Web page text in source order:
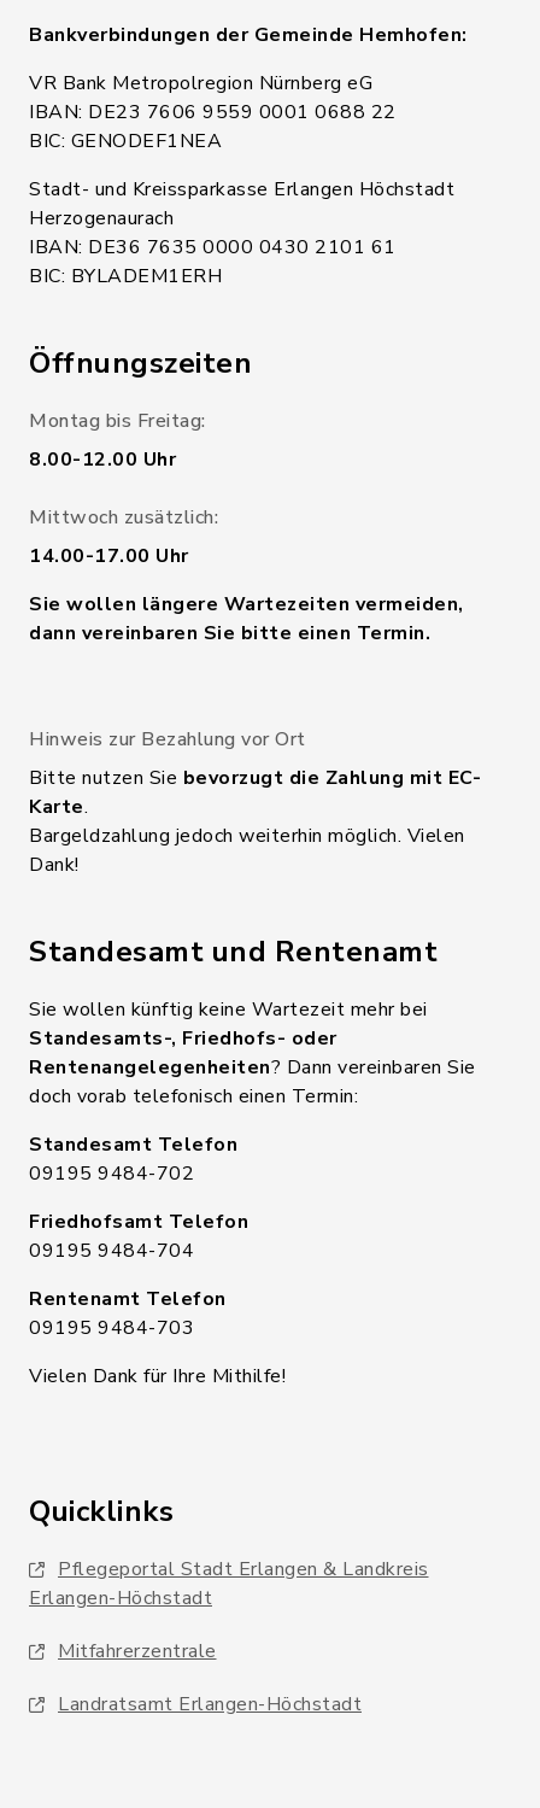
Bankverbindungen der Gemeinde Hemhofen:
VR Bank Metropolregion Nürnberg eG
IBAN: DE23 7606 9559 0001 0688 22
BIC: GENODEF1NEA
Stadt- und Kreissparkasse Erlangen Höchstadt
Herzogenaurach
IBAN: DE36 7635 0000 0430 2101 61
BIC: BYLADEM1ERH
Öffnungszeiten
Montag bis Freitag:
8.00-12.00 Uhr
Mittwoch zusätzlich:
14.00-17.00 Uhr
Sie wollen längere Wartezeiten vermeiden,
dann vereinbaren Sie bitte einen Termin.
Hinweis zur Bezahlung vor Ort
Bitte nutzen Sie bevorzugt die Zahlung mit EC-
Karte.
Bargeldzahlung jedoch weiterhin möglich. Vielen
Dank!
Standesamt und Rentenamt
Sie wollen künftig keine Wartezeit mehr bei
Standesamts-, Friedhofs- oder
Rentenangelegenheiten? Dann vereinbaren Sie
doch vorab telefonisch einen Termin:
Standesamt Telefon
09195 9484-702
Friedhofsamt Telefon
09195 9484-704
Rentenamt Telefon
09195 9484-703
Vielen Dank für Ihre Mithilfe!
Quicklinks
Pflegeportal Stadt Erlangen & Landkreis
Erlangen-Höchstadt
Mitfahrerzentrale
Landratsamt Erlangen-Höchstadt